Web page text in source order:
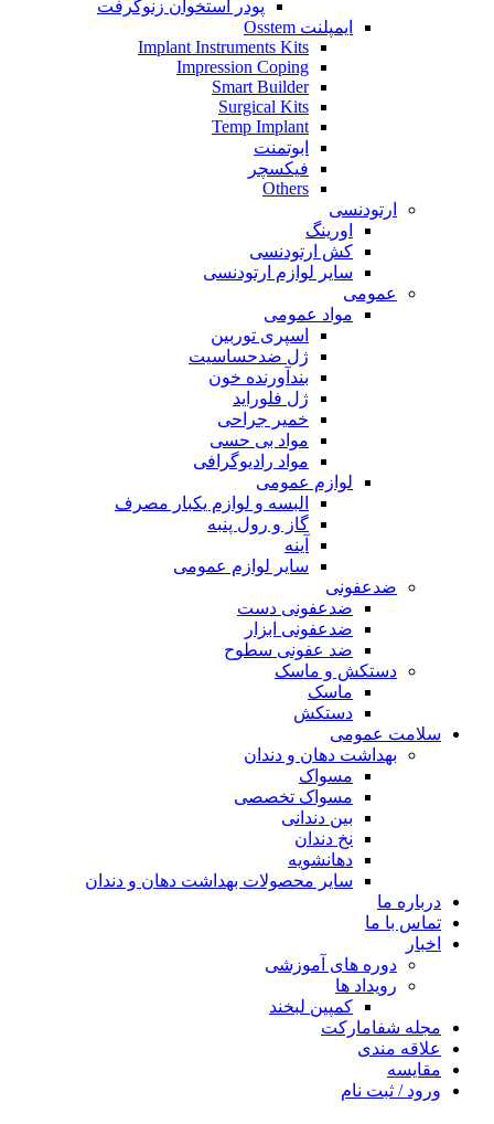
پودر استخوان زنوگرفت
ایمپلنت Osstem
Implant Instruments Kits
Impression Coping
Smart Builder
Surgical Kits
Temp Implant
ابوتمنت
فیکسچر
Others
ارتودنسی
اورینگ
کش ارتودنسی
سایر لوازم ارتودنسی
عمومی
مواد عمومی
اسپری توربین
ژل ضدحساسیت
بندآورنده خون
ژل فلوراید
خمیر جراحی
مواد بی حسی
مواد رادیوگرافی
لوازم عمومی
البسه و لوازم یکبار مصرف
گاز و رول پنبه
آینه
سایر لوازم عمومی
ضدعفونی
ضدعفونی دست
ضدعفونی ابزار
ضد عفونی سطوح
دستکش و ماسک
ماسک
دستکش
سلامت عمومی
بهداشت دهان و دندان
مسواک
مسواک تخصصی
بین دندانی
نخ دندان
دهانشویه
سایر محصولات بهداشت دهان و دندان
درباره ما
تماس با ما
اخبار
دوره های آموزشی
رویداد ها
کمپین لبخند
مجله شفامارکت
علاقه مندی
مقایسه
ورود / ثبت نام